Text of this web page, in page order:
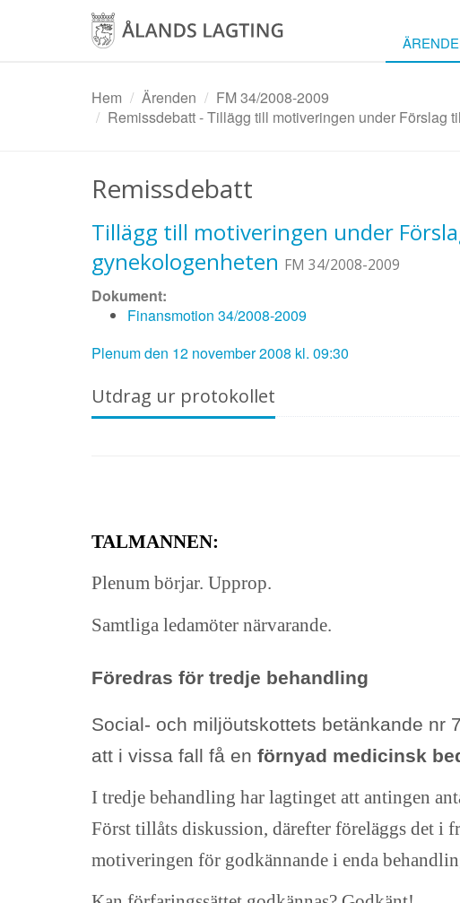
Hem Ärenden
FM 34/2008-2009
Remissdebatt - Tillägg till motiveringen under Förslag
Remissdebatt
Tillägg till motiveringen under
gynekologenheten FM 34/2008-2009
Dokument:
Finansmotion 34/2008-2009
Plenum den 12 november 2008 kl. 09:30
Utdrag ur protokollet
TALMANNEN:
Plenum börjar. Upprop.
Samtliga ledamöter närvarande.
Föredras för tredje behandling
Social- och miljöutskottets betänkande nr
att i vissa fall få en förnyad medicinsk
I tredje behandling har lagtinget att antingen
Först tillåts diskussion, därefter föreläggs det i
motiveringen för godkännande i enda